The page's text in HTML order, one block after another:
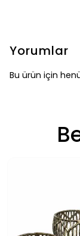
Yorumlar
Bu ürün için